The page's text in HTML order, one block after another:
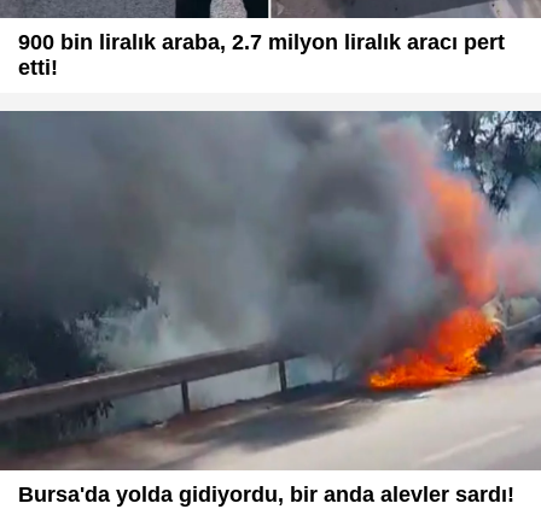
900 bin liralık araba, 2.7 milyon liralık aracı pert
etti!
Bursa'da yolda gidiyordu, bir anda alevler sardı!